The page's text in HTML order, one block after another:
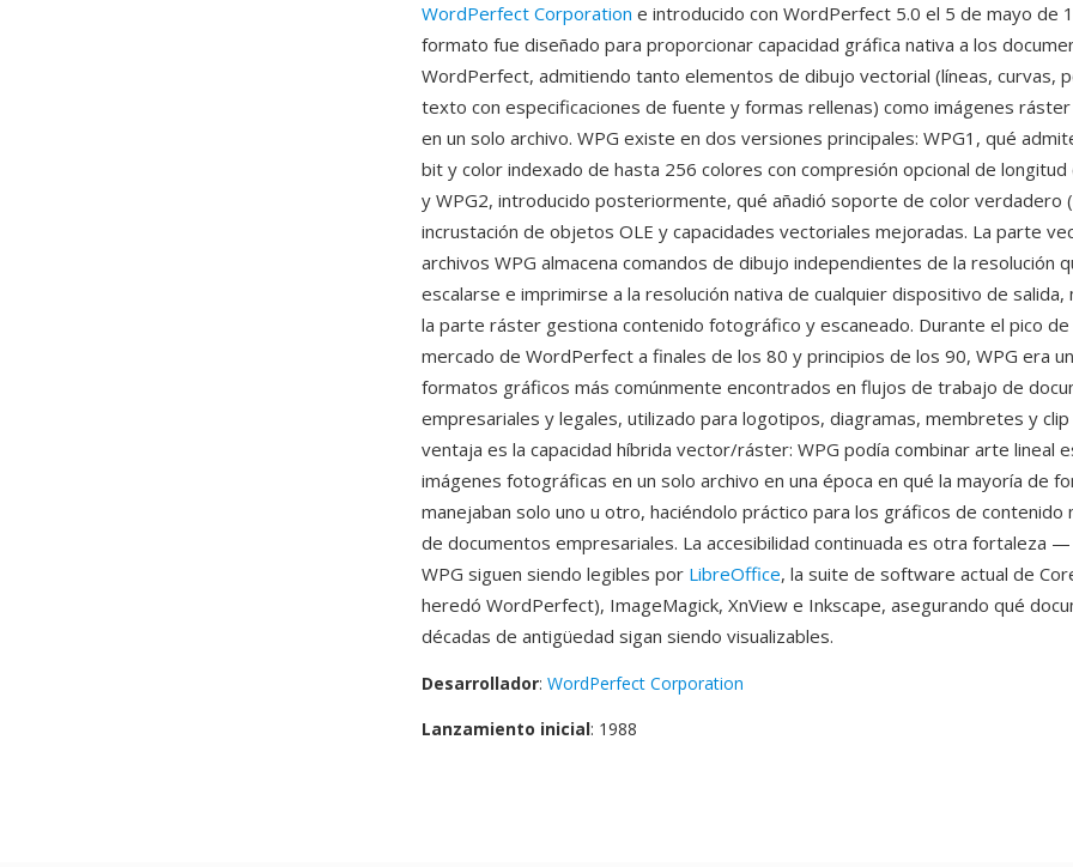
WordPerfect Corporation e introducido con WordPerfect 5.0 el 5 de mayo de
formato fue diseñado para proporcionar capacidad gráfica nativa a los
WordPerfect, admitiendo tanto elementos de dibujo vectorial (líneas, curvas,
texto con especificaciones de fuente y formas rellenas) como imágenes
en un solo archivo. WPG existe en dos versiones principales: WPG1, qué
bit y color indexado de hasta 256 colores con compresión opcional de longitud
y WPG2, introducido posteriormente, qué añadió soporte de color verdadero
incrustación de objetos OLE y capacidades vectoriales mejoradas. La parte
archivos WPG almacena comandos de dibujo independientes de la resolución
escalarse e imprimirse a la resolución nativa de cualquier dispositivo de salida,
la parte ráster gestiona contenido fotográfico y escaneado. Durante el pico
mercado de WordPerfect a finales de los 80 y principios de los 90, WPG era
formatos gráficos más comúnmente encontrados en flujos de trabajo de
empresariales y legales, utilizado para logotipos, diagramas, membretes y clip
ventaja es la capacidad híbrida vector/ráster: WPG podía combinar arte lineal
imágenes fotográficas en un solo archivo en una época en qué la mayoría de
manejaban solo uno u otro, haciéndolo práctico para los gráficos de contenido
de documentos empresariales. La accesibilidad continuada es otra fortaleza
WPG siguen siendo legibles por LibreOffice, la suite de software actual de
heredó WordPerfect), ImageMagick, XnView e Inkscape, asegurando qué
décadas de antigüedad sigan siendo visualizables.
Desarrollador: WordPerfect Corporation
Lanzamiento inicial: 1988